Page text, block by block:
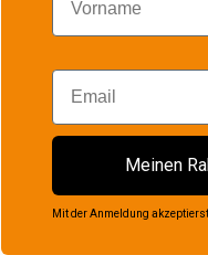
Email
Meinen
Mit der Anmeldung